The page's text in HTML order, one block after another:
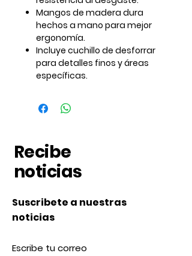
Mangos de madera dura
hechos a mano para mejor
ergonomía.
Incluye cuchillo de desforrar
para detalles finos y áreas
específicas.
Recibe
noticias
Suscribete a nuestras
noticias